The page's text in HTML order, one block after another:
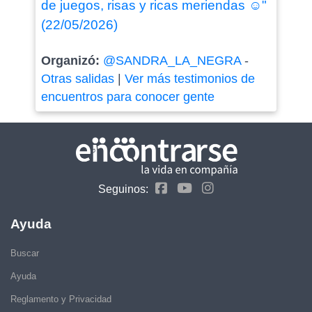
de juegos, risas y ricas meriendas ☺️"
(22/05/2026)
Organizó: @SANDRA_LA_NEGRA-
Otras salidas| Ver más testimonios de
encuentros para conocer gente
Seguinos:
Ayuda
Buscar
Ayuda
Reglamento y Privacidad